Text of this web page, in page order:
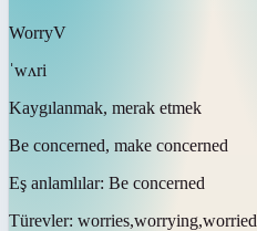
WorryV
ˈwʌri
Kaygılanmak, merak etmek
Be concerned, make concerned
Eş anlamlılar: Be concerned
Türevler: worries,worrying,worried